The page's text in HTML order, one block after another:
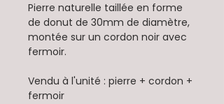
Pierre naturelle taillée en forme
de donut de 30mm de diamètre,
montée sur un cordon noir avec
fermoir.
Vendu à l'unité : pierre + cordon +
fermoir